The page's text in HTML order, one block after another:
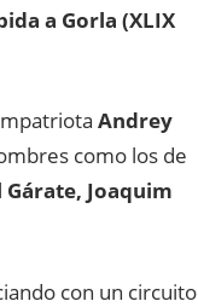
a Gorla (XLIX
Andrey
como los de
Joaquim
con un circuito